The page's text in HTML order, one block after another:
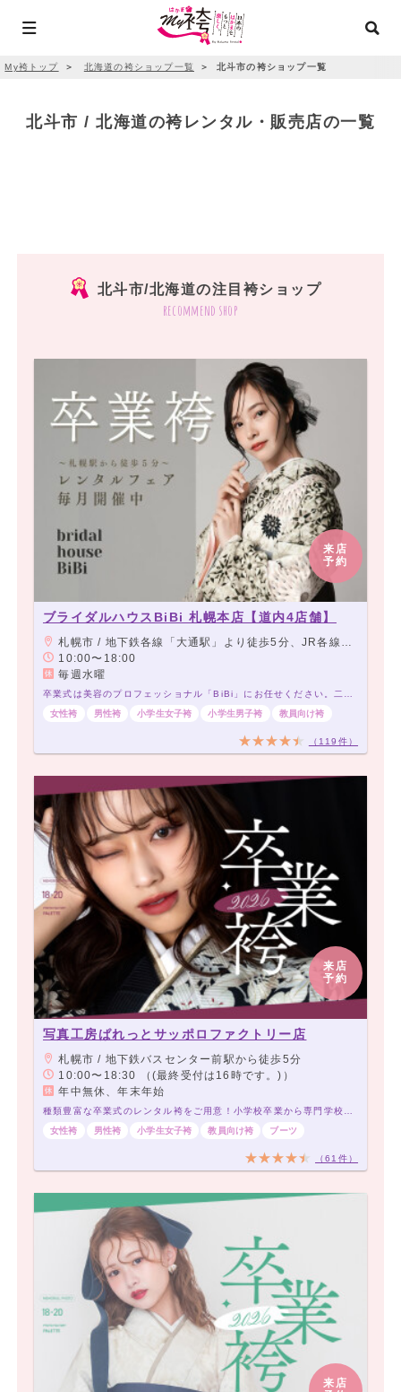
My袴トップ ＞ 北海道の袴ショップ一覧 ＞ 北斗市の袴ショップ一覧
北斗市 / 北海道の袴レンタル・販売店の一覧
北斗市/北海道の注目袴ショップ
recommend shop
来店
予約
ブライダルハウスBiBi 札幌本店【道内4店舗】
札幌市 / 地下鉄各線「大通駅」より徒歩5分、JR各線「札幌駅」より徒歩7分
10:00〜18:00
毎週水曜
卒業式は美容のプロフェッショナル「BiBi」にお任せください。二度とないこの日を、パーフェクトなキレイで飾ります。
女性袴
男性袴 小学生女子袴 小学生男子袴 教員向け袴
（119件）
来店
予約
写真工房ぱれっとサッポロファクトリー店
札幌市 / 地下鉄バスセンター前駅から徒歩5分
10:00〜18:30 （(最終受付は16時です。)）
年中無休、年末年始
種類豊富な卒業式のレンタル袴をご用意！小学校卒業から専門学校、大学まで対応可能。卒業写真を残すなら写真工房ぱれっとで♡
女性袴
男性袴 小学生女子袴 教員向け袴 ブーツ
（61件）
来店